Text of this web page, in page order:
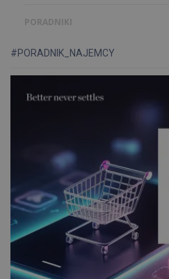
PORADNIKI
#PORADNIK_NAJEMCY